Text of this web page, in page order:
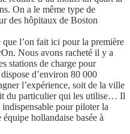
On a le même type de
des hôpitaux de Boston
l’on fait ici pour la première
Nous avons racheté il y a
stations de charge pour
d’environ 80 000
l’expérience, soit de la ville
du particulier qui les utilise… Il
pour piloter la
hollandaise basée à